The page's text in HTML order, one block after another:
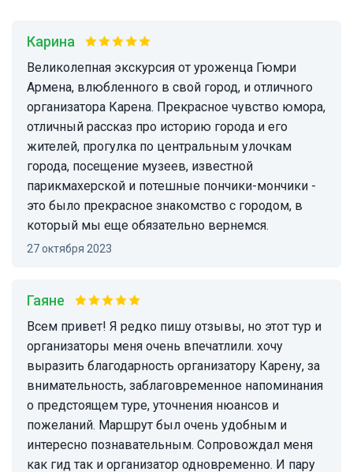
Карина
Великолепная экскурсия от уроженца Гюмри
Армена, влюбленного в свой город, и отличного
организатора Карена. Прекрасное чувство юмора,
отличный рассказ про историю города и его
жителей, прогулка по центральным улочкам
города, посещение музеев, известной
парикмахерской и потешные пончики-мончики -
это было прекрасное знакомство с городом, в
который мы еще обязательно вернемся.
27 октября 2023
Гаяне
Всем привет! Я редко пишу отзывы, но этот тур и
организаторы меня очень впечатлили. хочу
выразить благодарность организатору Карену, за
внимательность, заблаговременное напоминания
о предстоящем туре, уточнения нюансов и
пожеланий. Маршрут был очень удобным и
интересно познавательным. Сопровождал меня
как гид так и организатор одновременно. И пару